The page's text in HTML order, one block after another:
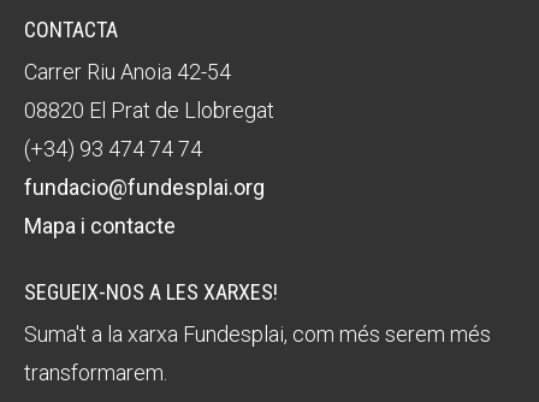
CONTACTA
Carrer Riu Anoia 42-54
08820 El Prat de Llobregat
(+34) 93 474 74 74
fundacio@fundesplai.org
Mapa i contacte
SEGUEIX-NOS A LES XARXES!
Suma't a la xarxa Fundesplai, com més serem més
transformarem.